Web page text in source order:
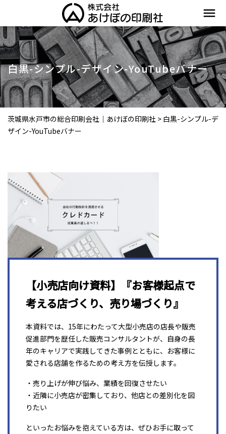
menu
白黒-シンプル-デザイン-YouTubeバナー
茨城県水戸市の総合印刷会社｜あけぼの印刷社 > 白黒-シンプル-デ
ザイン-YouTubeバナー
【小売店向け資料】『お客様起点で
考える店づくり、売り場づくり』
本資料では、15年にわたって大型小売店の店長や販売
促進部門を歴任した販売コンサルタントが、自身の長
年のキャリアで実践してきた事例とともに、お客様に
愛される店舗を作るための考え方を伝授します。
・売り上げが伸び悩み、業績を回復させたい
・近隣に小売店が密集しており、他店との差別化を図
りたい
といったお悩みを抱えている方は、ぜひお手に取って